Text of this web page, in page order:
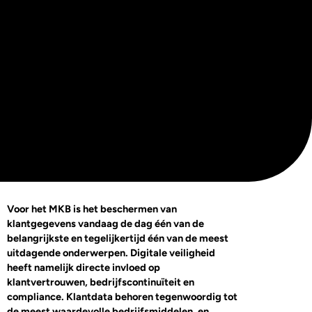
Voor het MKB is het beschermen van
klantgegevens vandaag de dag één van de
belangrijkste en tegelijkertijd één van de meest
uitdagende onderwerpen. Digitale veiligheid
heeft namelijk directe invloed op
klantvertrouwen, bedrijfscontinuïteit en
compliance. Klantdata behoren tegenwoordig tot